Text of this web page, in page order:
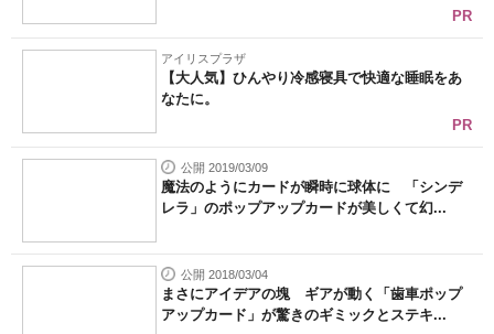
PR
アイリスプラザ
【大人気】ひんやり冷感寝具で快適な睡眠をあ
なたに。
PR
公開 2019/03/09
魔法のようにカードが瞬時に球体に 「シンデ
レラ」のポップアップカードが美しくて幻...
公開 2018/03/04
まさにアイデアの塊 ギアが動く「歯車ポップ
アップカード」が驚きのギミックとステキ...